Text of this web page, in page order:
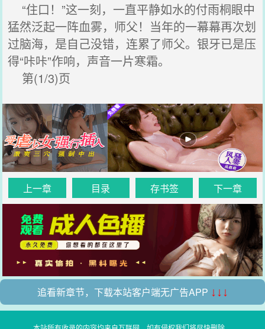
“住口！”这一刻，一直平静如水的付雨桐眼中
猛然泛起一阵血雾，师父！当年的一幕幕再次划
过脑海，是自己没错，连累了师父。银牙已是压
得“咔咔”作响，声音一片寒霜。
第(1/3)页
上一章 目录 存书签 下一章
追看新章节，下载本站客户端无广告APP ↓↓↓